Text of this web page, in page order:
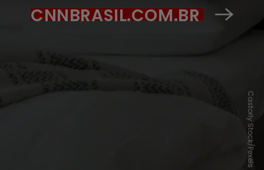
Castorly Stock/Pexels
CNNBRASIL.COM.BR